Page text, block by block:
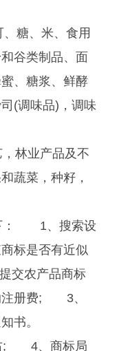
糖、米、食用
谷类制品、面
、糖浆、鲜酵
(调味品)，调味
林业产品及不
蔬菜，种籽，
： 1、搜索设
标是否有近似
交农产品商标
注册费; 3、
书。
; 4、商标局